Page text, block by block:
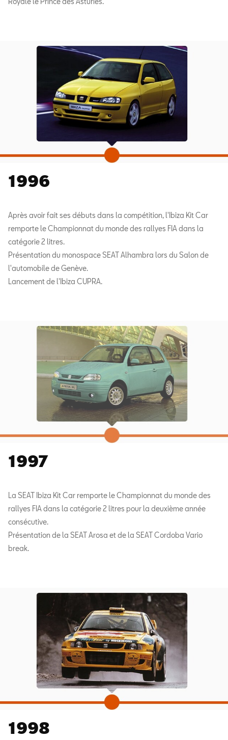
1996
Après avoir fait ses débuts dans la compétition, l'Ibiza Kit Car
remporte le Championnat du monde des rallyes FIA dans la
catégorie 2 litres.
Présentation du monospace SEAT Alhambra lors du Salon de
l'automobile de Genève.
Lancement de l'Ibiza CUPRA.
1997
La SEAT Ibiza Kit Car remporte le Championnat du monde des
rallyes FIA dans la catégorie 2 litres pour la deuxième année
consécutive.
Présentation de la SEAT Arosa et de la SEAT Cordoba Vario
break.
1998